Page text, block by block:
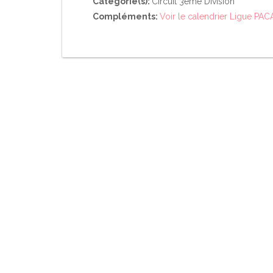
Compléments: Voir le calendrier Ligue